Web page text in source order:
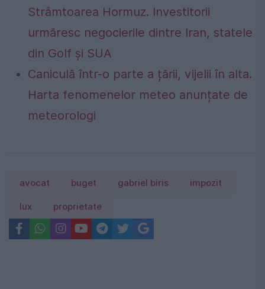
Strâmtoarea Hormuz. Investitorii
urmăresc negocierile dintre Iran, statele
din Golf și SUA
Caniculă într-o parte a țării, vijelii în alta.
Harta fenomenelor meteo anunțate de
meteorologi
avocat buget gabriel biris impozit
lux proprietate